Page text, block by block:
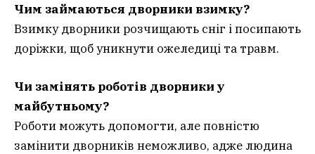
Чим займаються дворники взимку?
Взимку дворники розчищають сніг і посипають
доріжки, щоб уникнути ожеледиці та травм.
Чи замінять роботів дворники у
майбутньому?
Роботи можуть допомогти, але повністю
замінити дворників неможливо, адже людина